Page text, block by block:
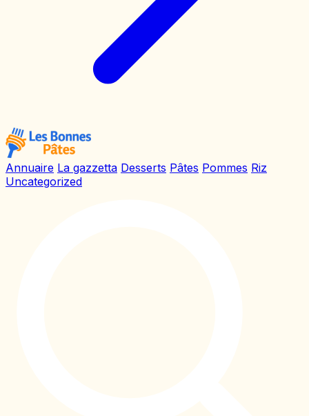
Annuaire La gazzetta Desserts Pâtes Pommes Riz
Uncategorized